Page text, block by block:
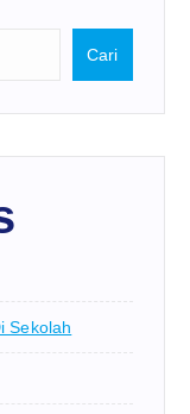
Cari
Sekolah